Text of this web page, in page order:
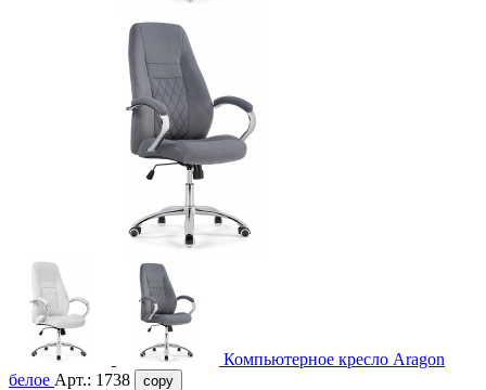
Компьютерное кресло Aragon
белое Арт.: 1738 copy